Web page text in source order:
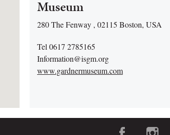
Museum
280 The Fenway , 02115 Boston, USA
Tel 0617 2785165
Information@isgm.org
www.gardnermuseum.com